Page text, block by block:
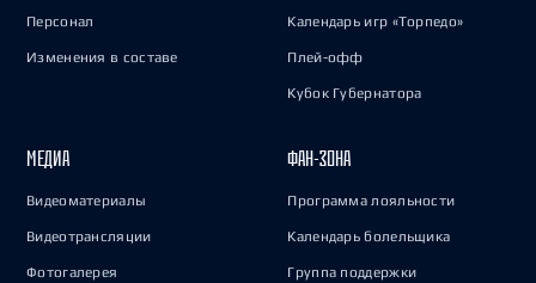
Персонал
Изменения в составе
Календарь игр «Торпедо»
Плей-офф
Кубок Губернатора
МЕДИА
Видеоматериалы
Видеотрансляции
Фотогалерея
ФАН-ЗОНА
Программа лояльности
Календарь болельщика
Группа поддержки